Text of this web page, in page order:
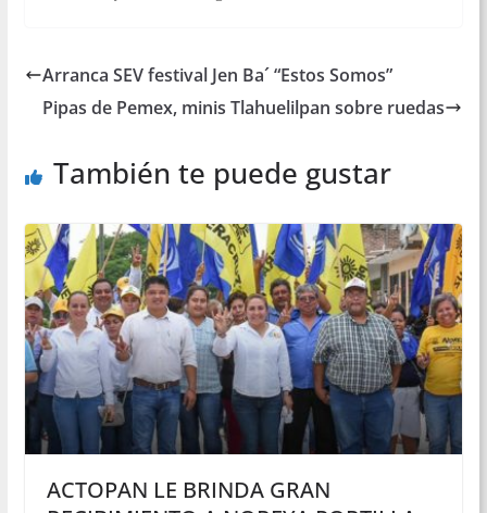
Arranca SEV festival Jen Ba´ “Estos Somos”
Pipas de Pemex, minis Tlahuelilpan sobre ruedas
También te puede gustar
ACTOPAN LE BRINDA GRAN